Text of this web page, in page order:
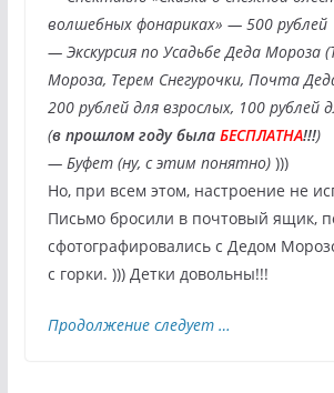
волшебных фонариках» — 500 рублей
— Экскурсия по Усадьбе Деда Мороза
Мороза, Терем Снегурочки, Почта
200 рублей для взрослых, 100 рублей
(в прошлом году была БЕСПЛАТНА!!!)
— Буфет (ну, с этим понятно))))
Но, при всем этом, настроение не
Письмо бросили в почтовый ящик,
сфотографировались с Дедом
с горки. ))) Детки довольны!!!
Продолжение следует …